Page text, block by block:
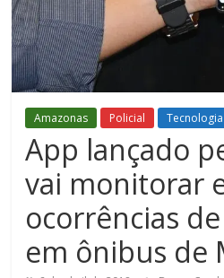
Figueiredo
Amazonas Policial Tecnologia
App lançado
vai monitorar
ocorrências
em ônibus de